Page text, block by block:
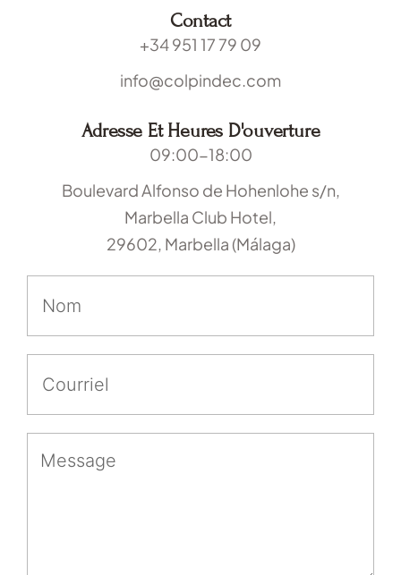
Contact
+34 951 17 79 09
info@colpindec.com
Adresse Et Heures D'ouverture
09:00-18:00
Boulevard Alfonso de Hohenlohe s/n,
Marbella Club Hotel,
29602, Marbella (Málaga)